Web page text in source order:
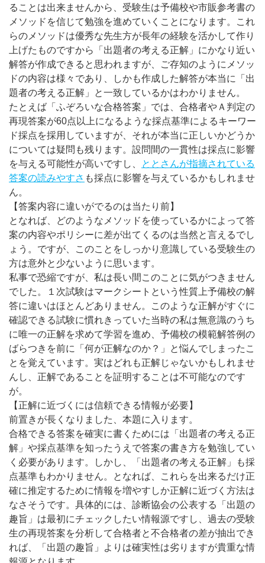
ることは出来ませんから、受験生は予備校や市販参考書の
メソッドを信じて勉強を進めていくことになります。これ
らのメソッドは優秀な先生方が長年の経験を活かして作り
上げたものですから「出題者の考える正解」にかなり近い
解答が作成できると思われますが、ご存知のようにメソッ
ドの内容は様々であり、しかも作成した解答が本当に「出
題者の考える正解」と一致しているかはわかりません。
たとえば「ふぞろいな合格答案」では、合格者やＡ判定の
再現答案が60点以上になるような採点基準によるキーワー
ド採点を採用していますが、それが本当に正しいかどうか
については疑問も残ります。設問間の一貫性は採点に影響
を与える可能性が高いですし、
ととさんが指摘されている
答案の読みやすさ も採点に影響を与えているかもしれませ
ん。
【答案内容に違いがでるのは当たり前】
となれば、どのようなメソッドを使っているかによって答
案の内容やポリシーに差が出てくるのは当然と言えるでし
ょう。ですが、このことをしっかり意識している受験生の
方は意外と少ないように思います。
私事で恐縮ですが、私は長い間このことに気がつきません
でした。１次試験はマークシートという性質上予備校の解
答に違いはほとんどありません。このような正解がすぐに
確認できる試験に慣れきっていた当時の私は無意識のうち
に唯一の正解を求めて学習を進め、予備校の模範解答例の
ばらつきを前に「何が正解なのか？」と悩んでしまったこ
とを覚えています。実はどれも正解じゃないかもしれませ
んし、正解であることを証明することは不可能なのです
が。
【正解に近づくには信頼できる情報が必要】
前置きが長くなりました、本題に入ります。
合格できる答案を確実に書くためには「出題者の考える正
解」や採点基準を知ったうえで答案の書き方を勉強してい
く必要があります。しかし、「出題者の考える正解」も採
点基準もわかりません。となれば、これらを出来るだけ正
確に推定するために情報を増やすしか正解に近づく方法は
なさそうです。具体的には、診断協会の公表する「出題の
趣旨」は最初にチェックしたい情報源ですし、過去の受験
生の再現答案を分析して合格者と不合格者の差が抽出でき
れば、「出題の趣旨」よりは確実性は劣りますが貴重な情